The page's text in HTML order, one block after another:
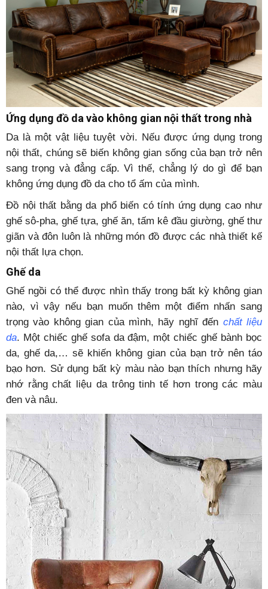
Ứng dụng đồ da vào không gian nội thất trong nhà
Da là một vật liệu tuyệt vời. Nếu được ứng dụng trong
nội thất, chúng sẽ biến không gian sống của bạn trở nên
sang trọng và đẳng cấp. Vì thế, chẳng lý do gì để bạn
không ứng dụng đồ da cho tổ ấm của mình.
Đồ nội thất bằng da phổ biến có tính ứng dụng cao như
ghế sô-pha, ghế tựa, ghế ăn, tấm kê đầu giường, ghế thư
giãn và đôn luôn là những món đồ được các nhà thiết kế
nội thất lựa chọn.
Ghế da
Ghế ngồi có thể được nhìn thấy trong bất kỳ không gian
nào, vì vậy nếu bạn muốn thêm một điểm nhấn sang
trọng vào không gian của mình, hãy nghĩ đến chất liệu
da. Một chiếc ghế sofa da đậm, một chiếc ghế bành bọc
da, ghế da,… sẽ khiến không gian của bạn trở nên táo
bạo hơn. Sử dụng bất kỳ màu nào bạn thích nhưng hãy
nhớ rằng chất liệu da trông tinh tế hơn trong các màu
đen và nâu.